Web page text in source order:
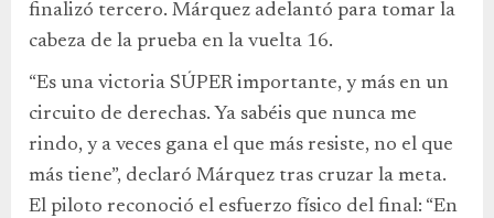
finalizó tercero. Márquez adelantó para tomar la
cabeza de la prueba en la vuelta 16.
“Es una victoria SÚPER importante, y más en un
circuito de derechas. Ya sabéis que nunca me
rindo, y a veces gana el que más resiste, no el que
más tiene”, declaró Márquez tras cruzar la meta.
El piloto reconoció el esfuerzo físico del final: “En